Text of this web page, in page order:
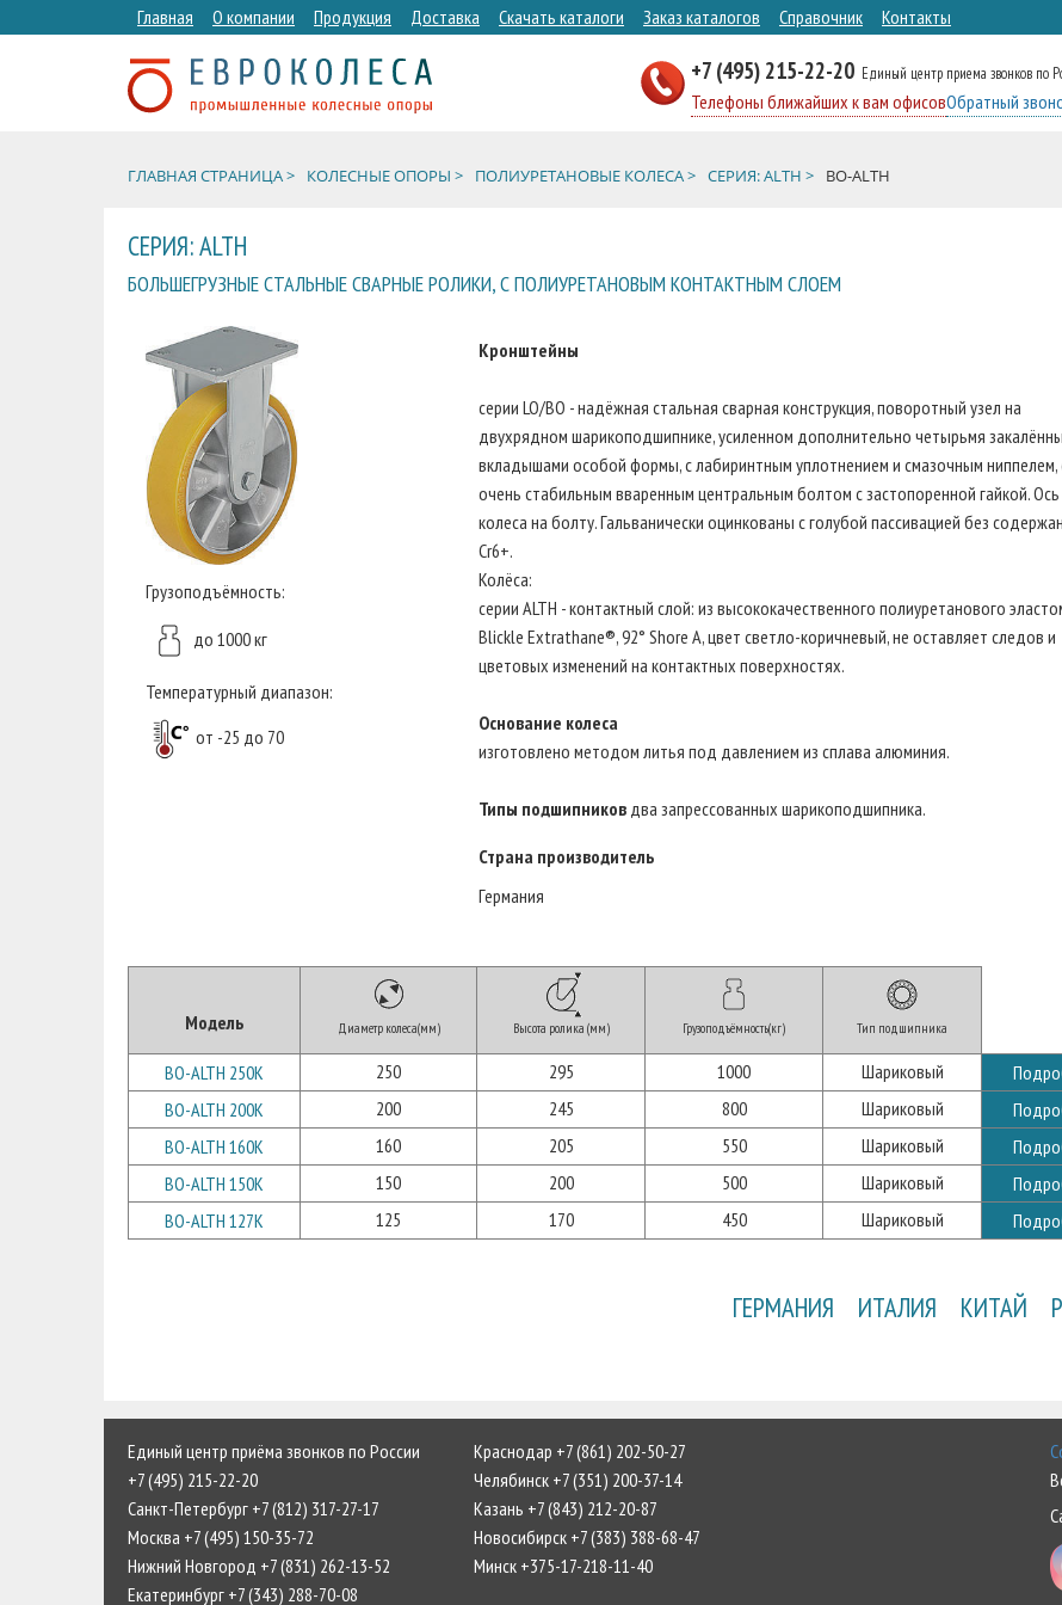
Главная О компании Продукция Доставка Скачать каталоги Заказ каталогов Справочник Контакты
+7 (495) 215-22-20 Единый центр приема звонков по
Телефоны ближайших к вам офисовОбратный
ГЛАВНАЯ СТРАНИЦА > КОЛЕСНЫЕ ОПОРЫ > ПОЛИУРЕТАНОВЫЕ КОЛЕСА > СЕРИЯ: ALTH > BO-ALTH
СЕРИЯ: ALTH
БОЛЬШЕГРУЗНЫЕ СТАЛЬНЫЕ СВАРНЫЕ РОЛИКИ, С ПОЛИУРЕТАНОВЫМ КОНТАКТНЫМ СЛОЕМ
Грузоподъёмность:
до 1000 кг
Температурный диапазон:
от -25 до 70
Кронштейны
серии LO/BO - надёжная стальная сварная конструкция, поворотный узел на
двухрядном шарикоподшипнике, усиленном дополнительно четырьмя
вкладышами особой формы, с лабиринтным уплотнением и смазочным ниппелем,
очень стабильным вваренным центральным болтом с застопоренной гайкой. Ось
колеса на болту. Гальванически оцинкованы с голубой пассивацией без
Cr6+.
Колёса:
серии ALTH - контактный слой: из высококачественного полиуретанового
Blickle Extrathane®, 92° Shore A, цвет светло-коричневый, не оставляет следов и
цветовых изменений на контактных поверхностях.
Основание колеса
изготовлено методом литья под давлением из сплава алюминия.
Типы подшипников два запрессованных шарикоподшипника.
Страна производитель
Германия
Модель Диаметр колеса(мм) Высота ролика (мм) Грузоподъёмность(кг) Тип подшипника
BO-ALTH 250K 250 295 1000 Шариковый
BO-ALTH 200K
200 245 800 Шариковый
BO-ALTH 160K
160 205 550 Шариковый
BO-ALTH 150K
150 200 500 Шариковый
BO-ALTH 127K
125 170 450 Шариковый
ГЕРМАНИЯ ИТАЛИЯ КИТАЙ
Единый центр приёма звонков по России
+7 (495) 215-22-20
Санкт-Петербург +7 (812) 317-27-17
Москва +7 (495) 150-35-72
Нижний Новгород +7 (831) 262-13-52
Екатеринбург +7 (343) 288-70-08
Краснодар +7 (861) 202-50-27
Челябинск +7 (351) 200-37-14
Казань +7 (843) 212-20-87
Новосибирск +7 (383) 388-68-47
Минск +375-17-218-11-40